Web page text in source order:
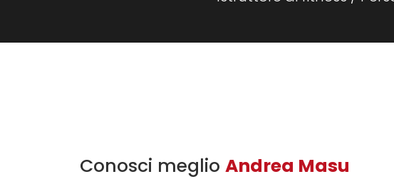
Conosci meglio Andrea Masu